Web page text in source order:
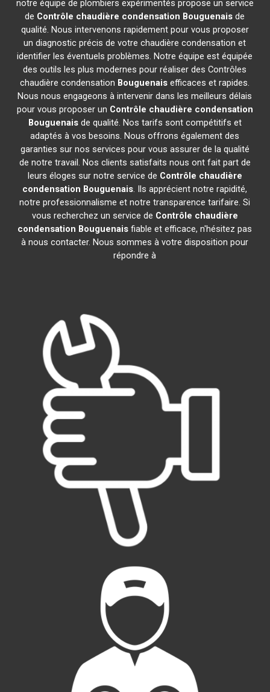
notre équipe de plombiers expérimentés propose un service
de Contrôle chaudière condensation Bouguenais de
qualité. Nous intervenons rapidement pour vous proposer
un diagnostic précis de votre chaudière condensation et
identifier les éventuels problèmes. Notre équipe est équipée
des outils les plus modernes pour réaliser des Contrôles
chaudière condensation Bouguenais efficaces et rapides.
Nous nous engageons à intervenir dans les meilleurs délais
pour vous proposer un Contrôle chaudière condensation
Bouguenaisde qualité. Nos tarifs sont compétitifs et
adaptés à vos besoins. Nous offrons également des
garanties sur nos services pour vous assurer de la qualité
de notre travail. Nos clients satisfaits nous ont fait part de
leurs éloges sur notre service de Contrôle chaudière
condensation Bouguenais. Ils apprécient notre rapidité,
notre professionnalisme et notre transparence tarifaire. Si
vous recherchez un service de Contrôle chaudière
condensation Bouguenais fiable et efficace, n'hésitez pas
à nous contacter. Nous sommes à votre disposition pour
répondre à